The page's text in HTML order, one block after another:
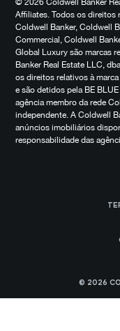
Affiliates. Todos os
Coldwell Banker, Coldwell
Commercial, Coldwell
Global Luxury são marcas
Banker Real Estate LLC,
os direitos relativos à
e são detidos pela BE
agência membro da rede
independente. A Coldwell
anúncios imobiliários
responsabilidade das
© 2026